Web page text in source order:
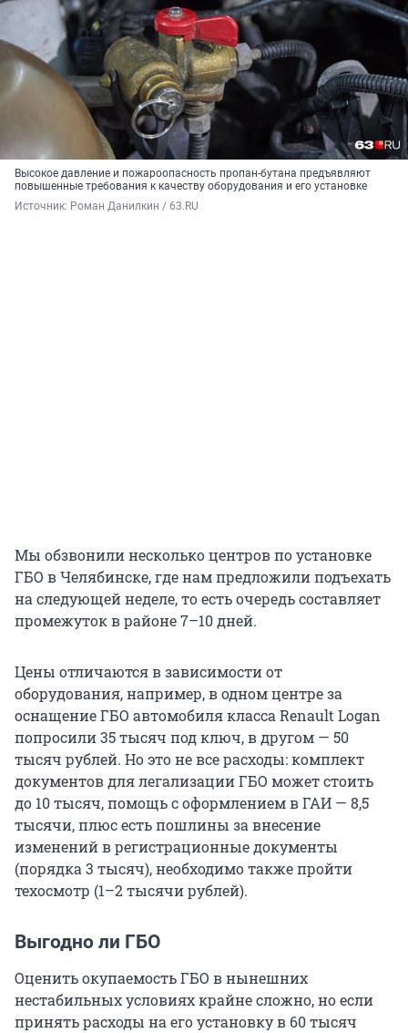
Высокое давление и пожароопасность пропан-бутана предъявляют
повышенные требования к качеству оборудования и его установке
Источник: Роман Данилкин / 63.RU
Мы обзвонили несколько центров по установке
ГБО в Челябинске, где нам предложили подъехать
на следующей неделе, то есть очередь составляет
промежуток в районе 7–10 дней.
Цены отличаются в зависимости от
оборудования, например, в одном центре за
оснащение ГБО автомобиля класса Renault Logan
попросили 35 тысяч под ключ, в другом — 50
тысяч рублей. Но это не все расходы: комплект
документов для легализации ГБО может стоить
до 10 тысяч, помощь с оформлением в ГАИ — 8,5
тысячи, плюс есть пошлины за внесение
изменений в регистрационные документы
(порядка 3 тысяч), необходимо также пройти
техосмотр (1–2 тысячи рублей).
Выгодно ли ГБО
Оценить окупаемость ГБО в нынешних
нестабильных условиях крайне сложно, но если
принять расходы на его установку в 60 тысяч